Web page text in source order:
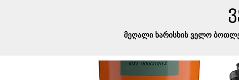
მეღალი ხარისხის ველო